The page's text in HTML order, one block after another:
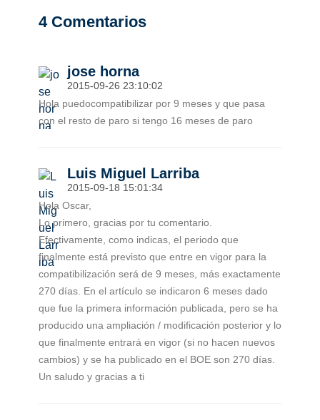
4 Comentarios
jose horna
2015-09-26 23:10:02
Hola puedocompatibilizar por 9 meses y que pasa
con el resto de paro si tengo 16 meses de paro
Luis Miguel Larriba
2015-09-18 15:01:34
Hola Oscar,
Lo primero, gracias por tu comentario.
Efectivamente, como indicas, el periodo que
finalmente está previsto que entre en vigor para la
compatibilización será de 9 meses, más exactamente
270 días. En el artículo se indicaron 6 meses dado
que fue la primera información publicada, pero se ha
producido una ampliación / modificación posterior y lo
que finalmente entrará en vigor (si no hacen nuevos
cambios) y se ha publicado en el BOE son 270 días.
Un saludo y gracias a ti